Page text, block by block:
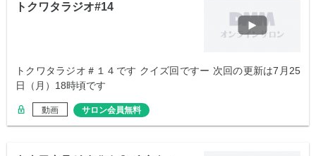
トクワタラジオ#14
トクワタラジオ＃１４です クイズ回ですー 次回の更新は7月25
日（月）18時頃です
動画 サロン会員無料